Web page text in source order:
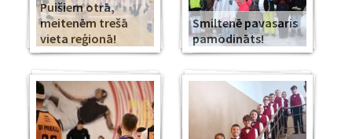
Puišiem otrā,
meitenēm trešā
vieta reģionā!
Smiltenē pavasaris
pamodināts!